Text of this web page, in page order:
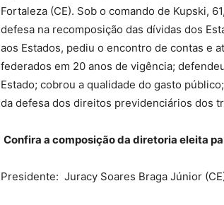
Fortaleza (CE). Sob o comando de Kupski,
defesa na recomposição das dívidas dos
aos Estados, pediu o encontro de contas e
federados em 20 anos de vigência;
Estado; cobrou a qualidade do gasto
da defesa dos direitos previdenciários dos
Confira a composição da diretoria eleita
Presidente: Juracy Soares Braga Júnior